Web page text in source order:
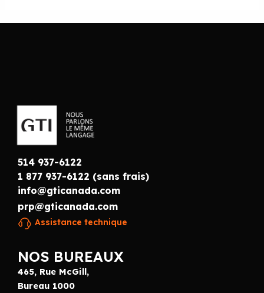
514 937-6122
1 877 937-6122 (sans frais)
info@gticanada.com
prp@gticanada.com
Assistance technique
NOS BUREAUX
465, Rue McGill,
Bureau 1000